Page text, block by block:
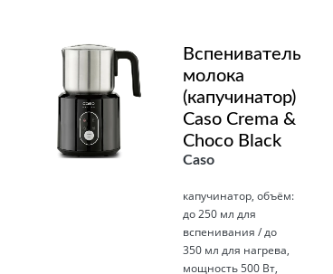
Вспениватель
молока
(капучинатор)
Caso Crema &
Choco Black
Caso
капучинатор, объём:
до 250 мл для
вспенивания / до
350 мл для нагрева,
мощность 500 Вт,